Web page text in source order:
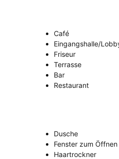
Café
Eingangshalle/
Friseur
Terrasse
Bar
Restaurant
Dusche
Fenster zum Öffnen
Haartrockner